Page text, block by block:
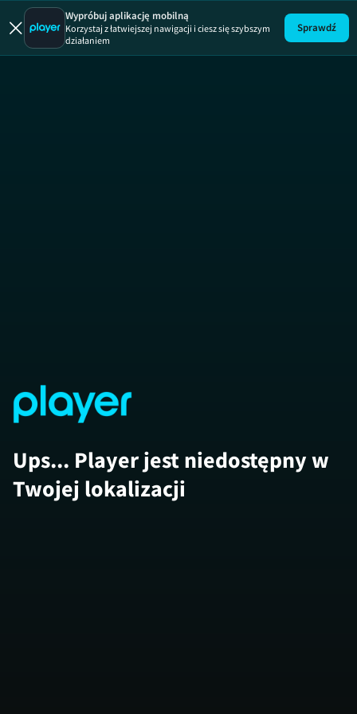
Uwaga!
Wypróbuj aplikację mobilną
Korzystaj z łatwiejszej nawigacji i ciesz się szybszym
działaniem
Sprawdź
Ups... Player jest niedostępny w
Twojej lokalizacji